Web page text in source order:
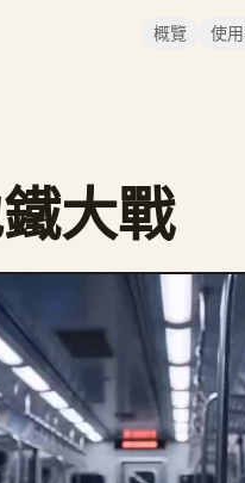
概覽 使
大戰